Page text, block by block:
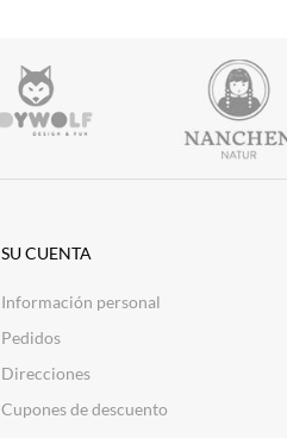
SU CUENTA
Información personal
Pedidos
Direcciones
Cupones de descuento